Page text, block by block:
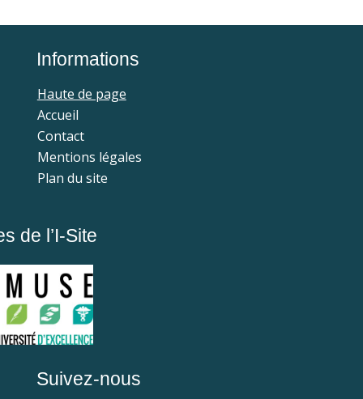
Informations
Haute de page
Accueil
Contact
Mentions légales
Plan du site
de l’I-Site
Suivez-nous